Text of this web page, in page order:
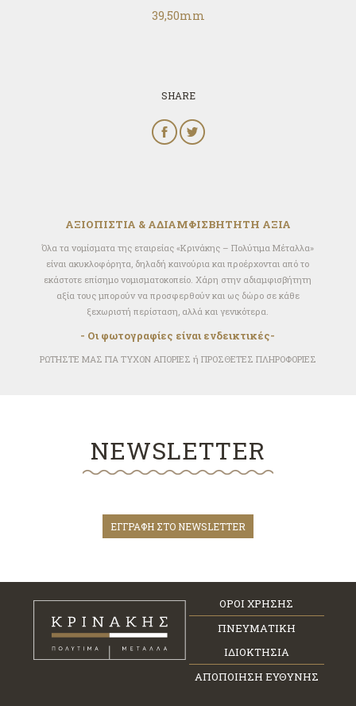
39,50mm
SHARE
ΑΞΙΟΠΙΣΤΙΑ & ΑΔΙΑΜΦΙΣΒΗΤΗΤΗ ΑΞΙΑ
Όλα τα νομίσματα της εταιρείας «Κρινάκης – Πολύτιμα Μέταλλα»
είναι ακυκλοφόρητα, δηλαδή καινούρια και προέρχονται από το
εκάστοτε επίσημο νομισματοκοπείο. Xάρη στην αδιαμφισβήτητη
αξία τους μπορούν να προσφερθούν και ως δώρο σε κάθε
ξεχωριστή περίσταση, αλλά και γενικότερα.
- Οι φωτογραφίες είναι ενδεικτικές-
ΡΩΤΗΣΤΕ ΜΑΣ ΓΙΑ ΤΥΧΟΝ ΑΠΟΡΙΕΣ ή ΠΡΟΣΘΕΤΕΣ ΠΛΗΡΟΦΟΡΙΕΣ
NEWSLETTER
ΕΓΓΡΑΦΗ ΣΤΟ NEWSLETTER
ΟΡΟΙ ΧΡΗΣΗΣ
ΠΝΕΥΜΑΤΙΚΗ
ΙΔΙΟΚΤΗΣΙΑ
ΑΠΟΠΟΙΗΣΗ ΕΥΘΥΝΗΣ